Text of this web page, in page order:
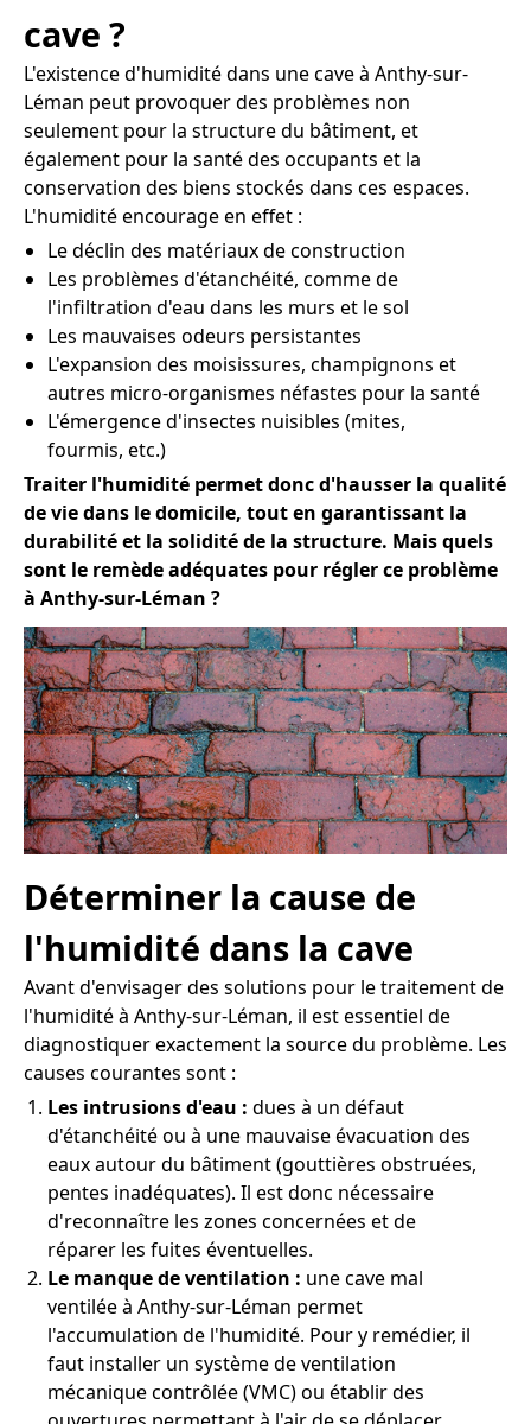
cave ?
L'existence d'humidité dans une cave à Anthy-sur-
Léman peut provoquer des problèmes non
seulement pour la structure du bâtiment, et
également pour la santé des occupants et la
conservation des biens stockés dans ces espaces.
L'humidité encourage en effet :
Le déclin des matériaux de construction
Les problèmes d'étanchéité, comme de
l'infiltration d'eau dans les murs et le sol
Les mauvaises odeurs persistantes
L'expansion des moisissures, champignons et
autres micro-organismes néfastes pour la santé
L'émergence d'insectes nuisibles (mites,
fourmis, etc.)
Traiter l'humidité permet donc d'hausser la qualité
de vie dans le domicile, tout en garantissant la
durabilité et la solidité de la structure. Mais quels
sont le remède adéquates pour régler ce problème
à Anthy-sur-Léman ?
Déterminer la cause de
l'humidité dans la cave
Avant d'envisager des solutions pour le traitement de
l'humidité à Anthy-sur-Léman, il est essentiel de
diagnostiquer exactement la source du problème. Les
causes courantes sont :
Les intrusions d'eau : dues à un défaut
d'étanchéité ou à une mauvaise évacuation des
eaux autour du bâtiment (gouttières obstruées,
pentes inadéquates). Il est donc nécessaire
d'reconnaître les zones concernées et de
réparer les fuites éventuelles.
Le manque de ventilation : une cave mal
ventilée à Anthy-sur-Léman permet
l'accumulation de l'humidité. Pour y remédier, il
faut installer un système de ventilation
mécanique contrôlée (VMC) ou établir des